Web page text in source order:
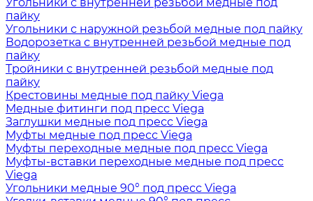
пайку
Угольники с наружной резьбой медные под пайку
Водорозетка с внутренней резьбой медные под
пайку
Тройники с внутренней резьбой медные под
пайку
Крестовины медные под пайку Viega
Медные фитинги под пресс Viega
Заглушки медные под пресс Viega
Муфты медные под пресс Viega
Муфты переходные медные под пресс Viega
Муфты-вставки переходные медные под пресс
Viega
Угольники медные 90° под пресс Viega